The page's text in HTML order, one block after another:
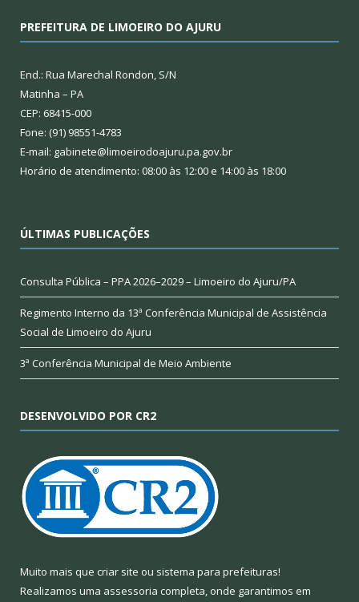
PREFEITURA DE LIMOEIRO DO AJURU
End.: Rua Marechal Rondon, S/N
Matinha – PA
CEP: 68415-000
Fone: (91) 98551-4783
E-mail: gabinete@limoeirodoajuru.pa.gov.br
Horário de atendimento: 08:00 às 12:00 e 14:00 às 18:00
ÚLTIMAS PUBLICAÇÕES
Consulta Pública – PPA 2026–2029 – Limoeiro do Ajuru/PA
Regimento Interno da 13ª Conferência Municipal de Assistência
Social de Limoeiro do Ajuru
3ª Conferência Municipal de Meio Ambiente
DESENVOLVIDO POR CR2
Muito mais que criar site ou sistema para prefeituras!
Realizamos uma assessoria completa, onde garantimos em